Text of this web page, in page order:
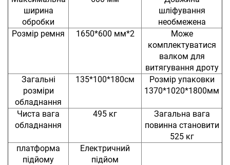
ширина
обробки
шліфування
необмежена
Розмір ремня
1650*600 мм*2
Може
комплектуватися
валком для
витягування дроту
Загальні
розміри
обладнання
135*100*180см
Розмір упаковки
1370*1020*1800мм
Чиста вага
обладнання
495 кг
Загальна вага
повинна становити
525 кг
платформа
підйому
Електричний
підйом